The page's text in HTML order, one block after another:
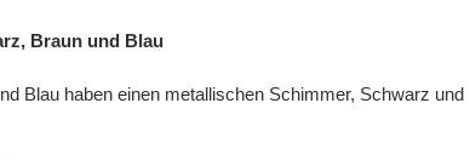
Braun und Blau
Blau haben einen metallischen Schimmer, Schwarz und